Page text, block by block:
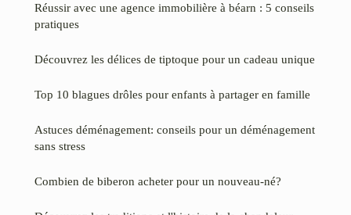
Réussir avec une agence immobilière à béarn : 5 conseils
pratiques
Découvrez les délices de tiptoque pour un cadeau unique
Top 10 blagues drôles pour enfants à partager en famille
Astuces déménagement: conseils pour un déménagement
sans stress
Combien de biberon acheter pour un nouveau-né?